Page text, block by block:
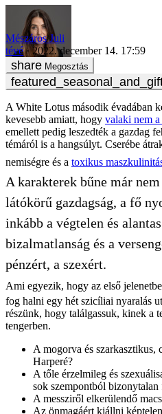
Mészáros Juli
tévé
2022. december 14. 17:59
Megosztás
A White Lotus második évadában
kevesebb amiatt, hogy valaki nem
emellett pedig leszedték a gazdag
témáról is a hangsúlyt. Cserébe
nemiségre és a toxikus
A karakterek bűne már
látókörű gazdagság, a fő
inkább a végtelen és
bizalmatlanság és a
pénzért, a szexért.
Ami egyezik, hogy az első
fog halni egy hét szicíliai nyaralás
részünk, hogy találgassuk, kinek a
tengerben.
A mogorva és szarkasztikus,
Harperé?
A tőle érzelmileg és
sok szempontból bizonytalan
A messziről elkerülendő
Az önmagáért kiállni